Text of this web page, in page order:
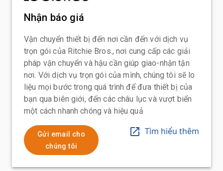
Nhận báo giá
Vận chuyển thiết bị đến nơi cần đến với dịch vụ
trọn gói của Ritchie Bros., nơi cung cấp các giải
pháp vận chuyển và hậu cần giúp giao-nhận tận
nơi. Với dịch vụ trọn gói của mình, chúng tôi sẽ lo
liệu mọi bước trong quá trình để đưa thiết bị của
bạn qua biên giới, đến các châu lục và vượt biển
một cách nhanh chóng và hiệu quả
Gửi email cho
chúng tôi
Tìm hiểu thêm